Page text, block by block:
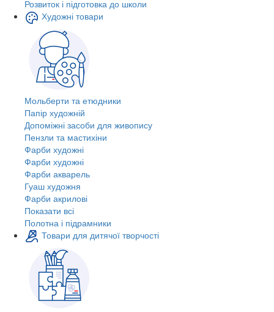
Розвиток і підготовка до школи
Художні товари
Мольберти та етюдники
Папір художній
Допоміжні засоби для живопису
Пензли та мастихіни
Фарби художні
Фарби художні
Фарби акварель
Гуаш художня
Фарби акрилові
Показати всі
Полотна і підрамники
Товари для дитячої творчості